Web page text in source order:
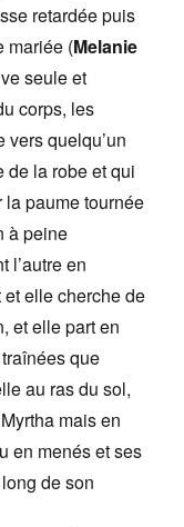
retardée puis
mariée (Melanie
seule et
corps, les
quelqu’un
de la robe et qui
paume tournée
à peine
l’autre en
elle cherche de
et elle part en
que
au ras du sol,
mais en
en menés et ses
de son